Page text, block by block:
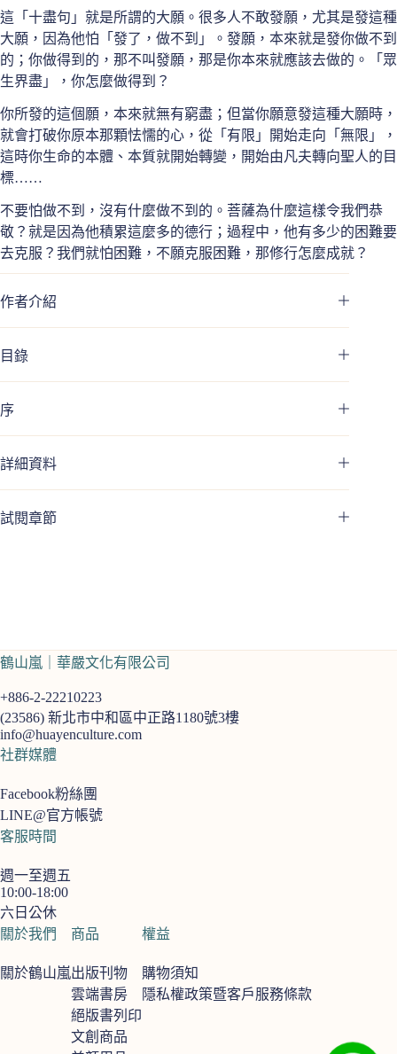
安
講
記
之
Ⅲ
數
量
這「十盡句」就是所謂的大願。很多人不敢發願，尤其是發這種
大願，因為他怕「發了，做不到」。發願，本來就是發你做不到
的；你做得到的，那不叫發願，那是你本來就應該去做的。「眾
生界盡」，你怎麼做得到？
你所發的這個願，本來就無有窮盡；但當你願意發這種大願時，
就會打破你原本那顆怯懦的心，從「有限」開始走向「無限」，
這時你生命的本體、本質就開始轉變，開始由凡夫轉向聖人的目
標……
不要怕做不到，沒有什麼做不到的。菩薩為什麼這樣令我們恭
敬？就是因為他積累這麼多的德行；過程中，他有多少的困難要
去克服？我們就怕困難，不願克服困難，那修行怎麼成就？
作者介紹
目錄
序
詳細資料
試閱章節
關於我們
關於鶴山嵐
商品
出版刊物
雲端書房
絕版書列印
文創商品
權益
購物須知
隱私權政策暨客戶服務條款
鶴山嵐｜華嚴文化有限公司
+886-2-22210223
(23586) 新北市中和區中正路1180號3樓
info@huayenculture.com
社群媒體
Facebook粉絲團
LINE@官方帳號
客服時間
週一至週五
10:00-18:00
六日公休